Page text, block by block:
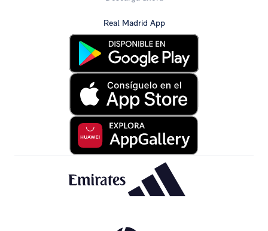
Real Madrid App